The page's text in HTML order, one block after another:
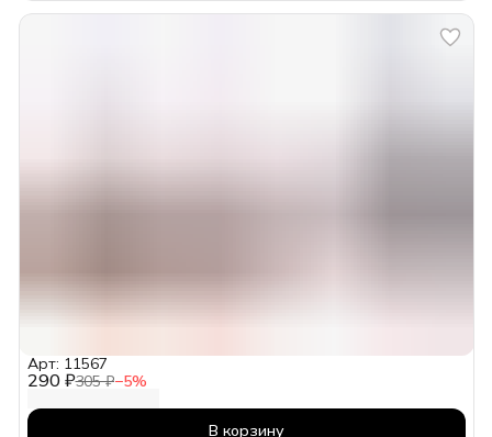
290 ₽305 ₽−5%
Арт: 11567
В корзину